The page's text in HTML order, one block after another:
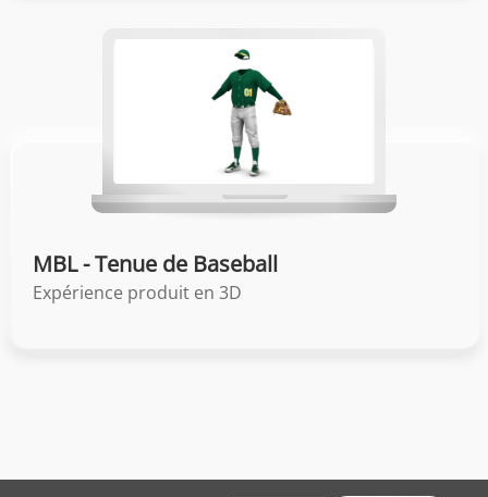
MBL - Tenue de Baseball
Expérience produit en 3D